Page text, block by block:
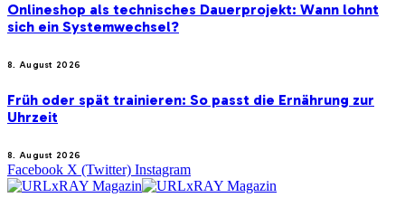
Onlineshop als technisches Dauerprojekt: Wann lohnt
sich ein Systemwechsel?
8. August 2026
Früh oder spät trainieren: So passt die Ernährung zur
Uhrzeit
8. August 2026
Facebook X (Twitter) Instagram